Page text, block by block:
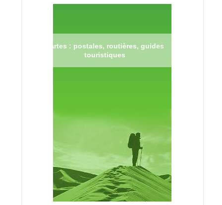
Cartes : postales, routières, guides
touristiques